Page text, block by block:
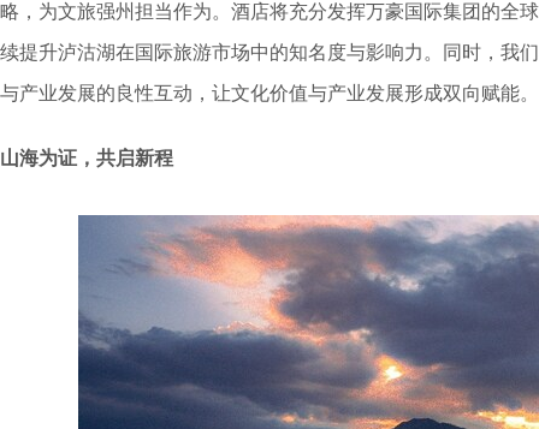
略，为文旅强州担当作为。酒店将充分发挥万豪国际集团的全
续提升泸沽湖在国际旅游市场中的知名度与影响力。同时，我
与产业发展的良性互动，让文化价值与产业发展形成双向赋能。
山海为证，共启新程